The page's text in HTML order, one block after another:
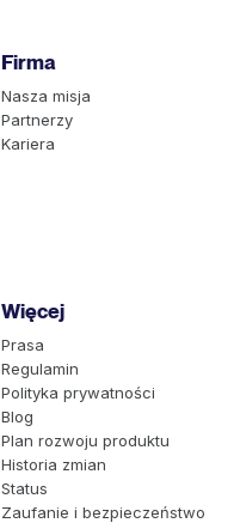
Firma
Nasza misja
Partnerzy
Kariera
Więcej
Prasa
Regulamin
Polityka prywatności
Blog
Plan rozwoju produktu
Historia zmian
Status
Zaufanie i bezpieczeństwo